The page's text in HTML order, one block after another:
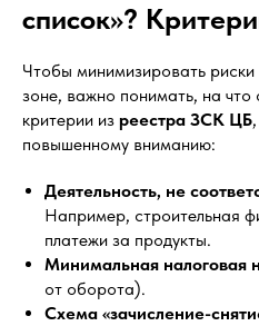
список»?
Чтобы минимизировать риски
зоне, важно понимать, на
критерии из реестра ЗСК ЦБ
повышенному вниманию:
Деятельность, не
Например, строительная
платежи за продукты.
Минимальная налоговая
от оборота).
Схема «зачисление-